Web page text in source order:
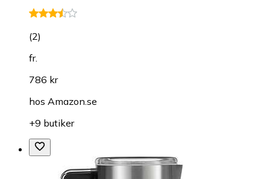
(2)
fr.
786 kr
hos Amazon.se
+9 butiker